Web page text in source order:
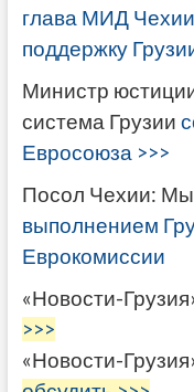
глава МИД
поддержку
Министр
система Грузии
Евросоюза >>>
Посол Чехии:
выполнением
Еврокомиссии
«Новости-
>>>
«Новости-